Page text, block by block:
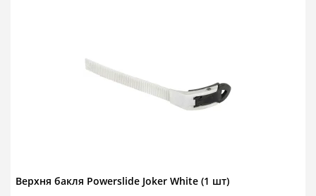
Верхня бакля Powerslide Joker White (1 шт)